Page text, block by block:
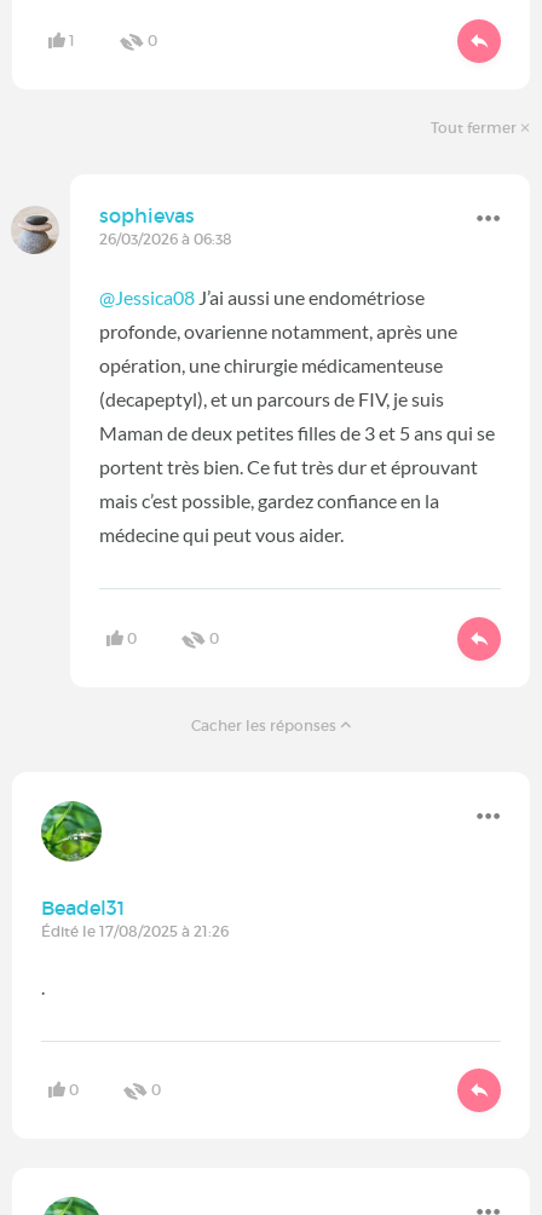
1 0
Tout fermer
sophievas
26/03/2026 à 06:38
@Jessica08 J’ai aussi une endométriose
profonde, ovarienne notamment, après une
opération, une chirurgie médicamenteuse
(decapeptyl), et un parcours de FIV, je suis
Maman de deux petites filles de 3 et 5 ans qui se
portent très bien. Ce fut très dur et éprouvant
mais c’est possible, gardez confiance en la
médecine qui peut vous aider.
0 0
Cacher les réponses
Beadel31
Édité le 17/08/2025 à 21:26
.
0 0